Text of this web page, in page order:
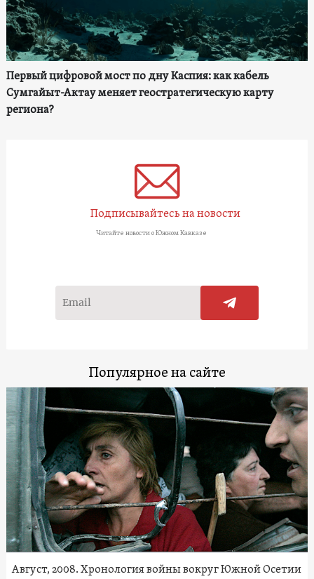
Первый цифровой мост по дну Каспия: как кабель
Сумгайыт-Актау меняет геостратегическую карту
региона?
Подписывайтесь на новости
Читайте новости о Южном Кавказе
Популярное на сайте
Август, 2008. Хронология войны вокруг Южной Осетии